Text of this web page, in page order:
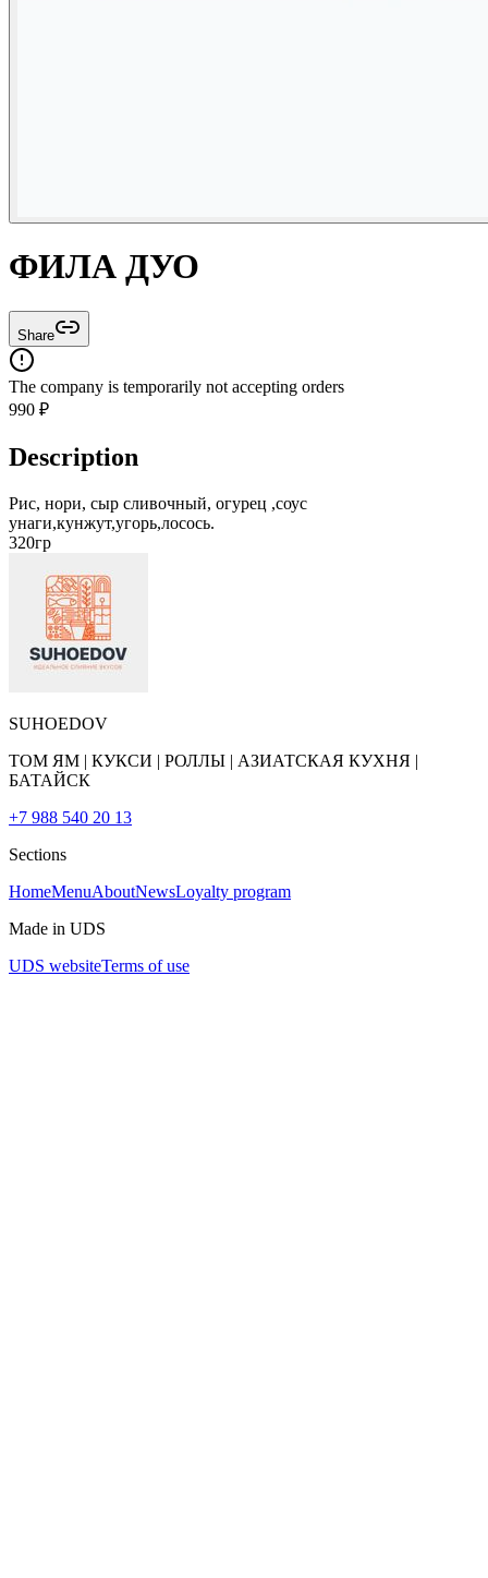
ФИЛА ДУО
Share
The company is temporarily not accepting orders
990 ₽
Description
Рис, нори, сыр сливочный, огурец ,соус
унаги,кунжут,угорь,лосось.
320гр
SUHOEDOV
ТОМ ЯМ | КУКСИ | РОЛЛЫ | АЗИАТСКАЯ КУХНЯ |
БАТАЙСК
+7 988 540 20 13
Sections
HomeMenuAboutNewsLoyalty program
Made in UDS
UDS websiteTerms of use